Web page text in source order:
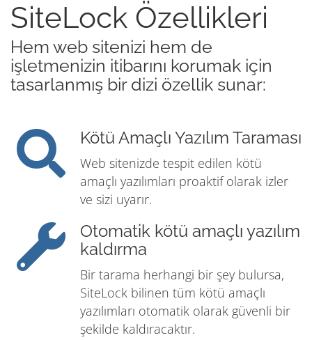
SiteLock Özellikleri
Hem web sitenizi hem de
işletmenizin itibarını korumak için
tasarlanmış bir dizi özellik sunar:
Kötü Amaçlı Yazılım Taraması
Web sitenizde tespit edilen kötü
amaçlı yazılımları proaktif olarak izler
ve sizi uyarır.
Otomatik kötü amaçlı yazılım
kaldırma
Bir tarama herhangi bir şey bulursa,
SiteLock bilinen tüm kötü amaçlı
yazılımları otomatik olarak güvenli bir
şekilde kaldıracaktır.